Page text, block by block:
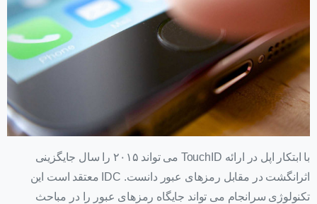
با ابتکار اپل در ارائه TouchID می تواند ۲۰۱۵ را سال جایگزینی
اثرانگشت در مقابل رمزهای عبور دانست. IDC معتقد است این
تکنولوژی سرانجام می تواند جایگاه رمزهای عبور را در مباحث